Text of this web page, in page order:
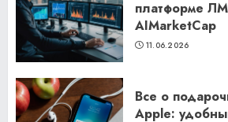
платформе
AIMarketCap
11.06.2026
Все о
Apple: